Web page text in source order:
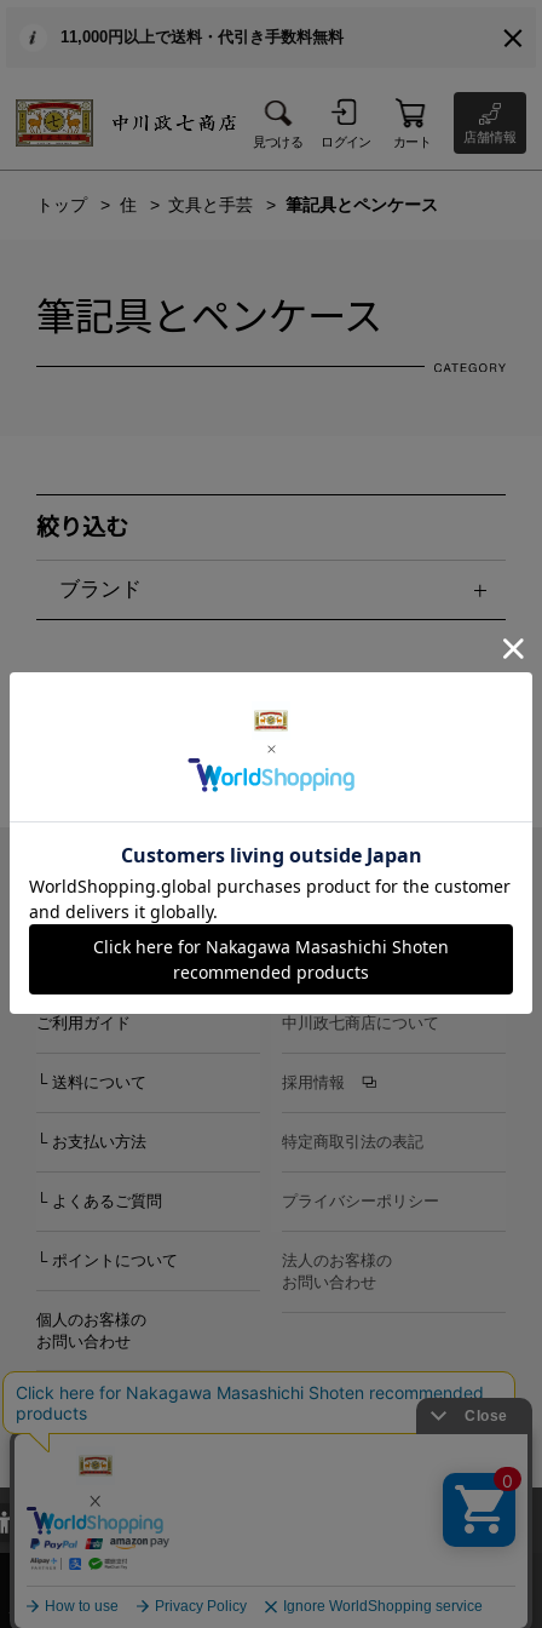
11,000円以上で送料・代引き手数料無料
見つける ログイン カート 店舗情報
トップ 住 文具と手芸 筆記具とペンケース
筆記具とペンケース
絞り込む
ブランド
LINE Instagram X Facebook メールマガジン
ご利用ガイド
└ 送料について
└ お支払い方法
└ よくあるご質問
└ ポイントについて
個人のお客様の
お問い合わせ
中川政七商店について
採用情報
特定商取引法の表記
プライバシーポリシー
法人のお客様の
お問い合わせ
Copyright©2000-2026
Nakagawa Masashichi Shoten All Rights Reserved.
当サイトでは、当サイト内における閲覧履歴・属性情報などの取得およ
び利便性向上のためにクッキー（Cookie）を使用いたします。詳細に
関しては「プライバシーポリシー
承諾する